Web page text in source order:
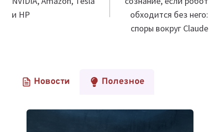
записям
и HP
обходится без него:
споры вокруг Claude
Новости Полезное